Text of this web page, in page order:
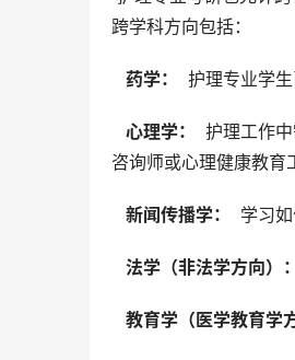
跨学科方向包括：
  药学：
护理专业学
  心理学：
护理工作
咨询师或心理健康教育
  新闻传播学：
学习
  法学（非法学方向）：
教育学（医学教育学